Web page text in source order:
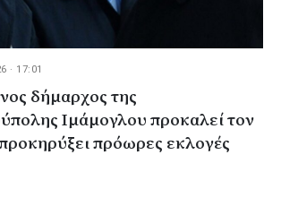
· 17:01
δήμαρχος της
Ιμάμογλου προκαλεί τον
πρόωρες εκλογές